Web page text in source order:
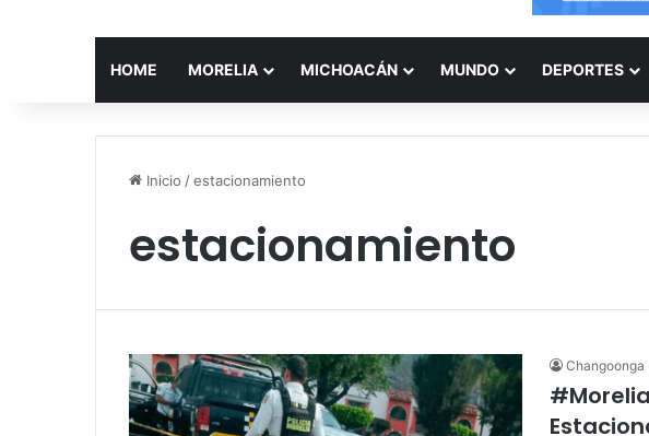
HOME MORELIA MICHOACÁN MUNDO DEPORTES
Inicio /estacionamiento
estacionamiento
Changoonga